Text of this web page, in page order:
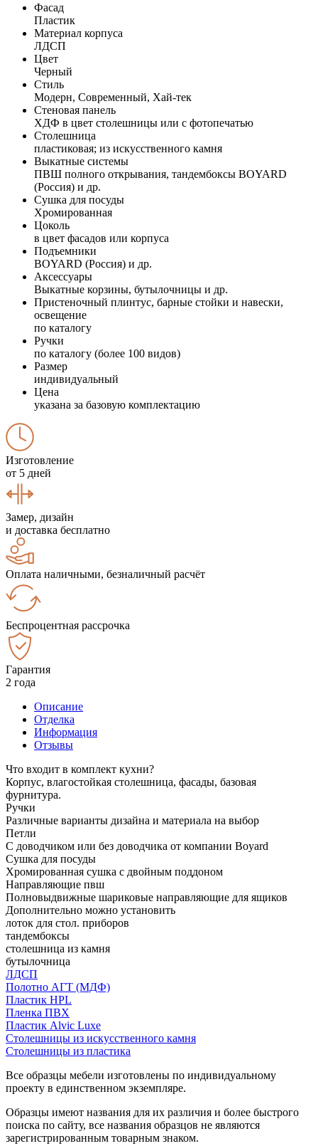
Фасад
Пластик
Материал корпуса
ЛДСП
Цвет
Черный
Стиль
Модерн, Современный, Хай-тек
Стеновая панель
ХДФ в цвет столешницы или с фотопечатью
Столешница
пластиковая; из искусственного камня
Выкатные системы
ПВШ полного открывания, тандембоксы BOYARD
(Россия) и др.
Сушка для посуды
Хромированная
Цоколь
в цвет фасадов или корпуса
Подъемники
BOYARD (Россия) и др.
Аксессуары
Выкатные корзины, бутылочницы и др.
Пристеночный плинтус, барные стойки и навески,
освещение
по каталогу
Ручки
по каталогу (более 100 видов)
Размер
индивидуальный
Цена
указана за базовую комплектацию
Изготовление
от 5 дней
Замер, дизайн
и доставка бесплатно
Оплата наличными, безналичный расчёт
Беспроцентная рассрочка
Гарантия
2 года
Описание
Отделка
Информация
Отзывы
Что входит в комплект кухни?
Корпус, влагостойкая столешница, фасады, базовая
фурнитура.
Ручки
Различные варианты дизайна и материала на выбор
Петли
С доводчиком или без доводчика от компании Boyard
Сушка для посуды
Хромированная сушка с двойным поддоном
Направляющие пвш
Полновыдвижные шариковые направляющие для ящиков
Дополнительно можно установить
лоток для стол. приборов
тандембоксы
столешница из камня
бутылочница
ЛДСП
Полотно АГТ (МДФ)
Пластик HPL
Пленка ПВХ
Пластик Alvic Luxe
Столешницы из искусственного камня
Столешницы из пластика
Все образцы мебели изготовлены по индивидуальному
проекту в единственном экземпляре.
Образцы имеют названия для их различия и более быстрого
поиска по сайту, все названия образцов не являются
зарегистрированным товарным знаком.